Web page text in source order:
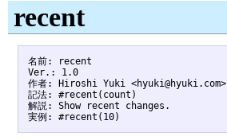
recent
名前: recent
Ver.: 1.0
作者: Hiroshi Yuki <hyuki@hyuki.com>
記法: #recent(count)
解説: Show recent changes.